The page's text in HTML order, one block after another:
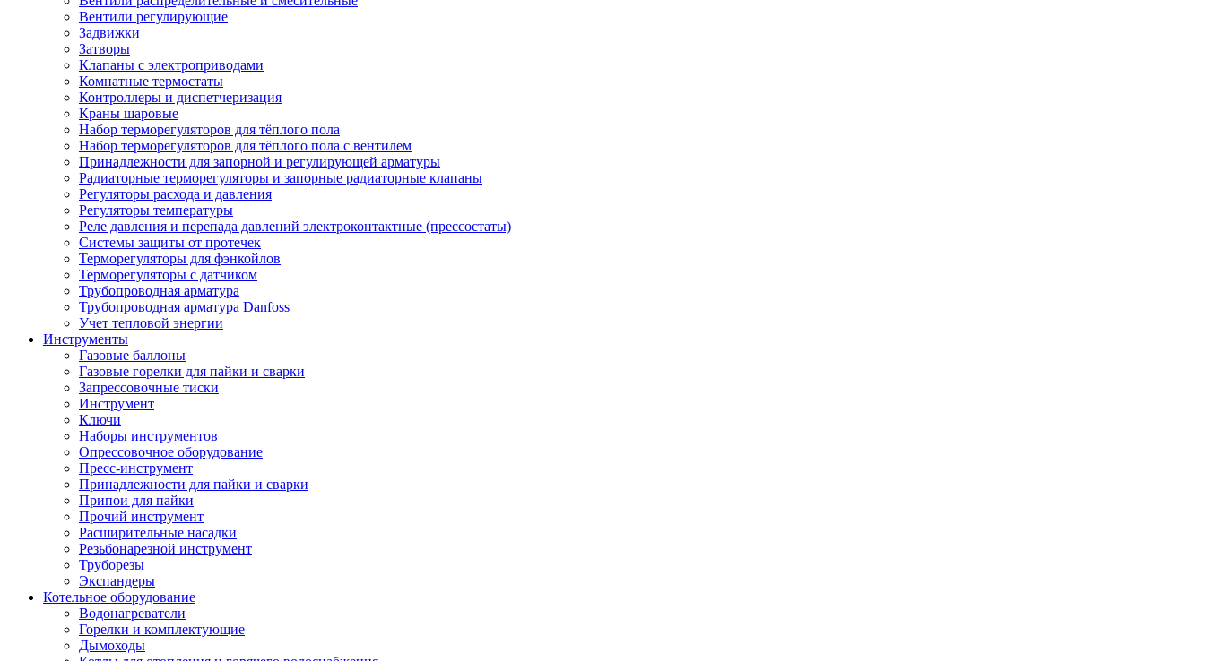
Вентили регулирующие
Задвижки
Затворы
Клапаны с электроприводами
Комнатные термостаты
Контроллеры и диспетчеризация
Краны шаровые
Набор терморегуляторов для тёплого пола
Набор терморегуляторов для тёплого пола с вентилем
Принадлежности для запорной и регулирующей арматуры
Радиаторные терморегуляторы и запорные радиаторные клапаны
Регуляторы расхода и давления
Регуляторы температуры
Реле давления и перепада давлений электроконтактные (прессостаты)
Системы защиты от протечек
Терморегуляторы для фэнкойлов
Терморегуляторы с датчиком
Трубопроводная арматура
Трубопроводная арматура Danfoss
Учет тепловой энергии
Инструменты
Газовые баллоны
Газовые горелки для пайки и сварки
Запрессовочные тиски
Инструмент
Ключи
Наборы инструментов
Опрессовочное оборудование
Пресс-инструмент
Принадлежности для пайки и сварки
Припои для пайки
Прочий инструмент
Расширительные насадки
Резьбонарезной инструмент
Труборезы
Экспандеры
Котельное оборудование
Водонагреватели
Горелки и комплектующие
Дымоходы